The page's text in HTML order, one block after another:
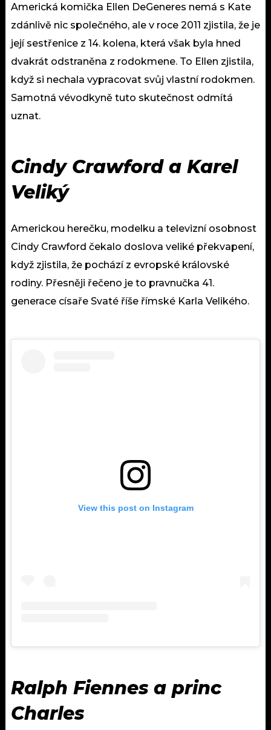
Americká komička Ellen DeGeneres nemá s Kate
zdánlivě nic společného, ale v roce 2011 zjistila, že je
její sestřenice z 14. kolena, která však byla hned
dvakrát odstraněna z rodokmene. To Ellen zjistila,
když si nechala vypracovat svůj vlastní rodokmen.
Samotná vévodkyně tuto skutečnost odmítá
uznat.
Cindy Crawford a Karel
Veliký
Americkou herečku, modelku a televizní osobnost
Cindy Crawford čekalo doslova veliké překvapení,
když zjistila, že pochází z evropské královské
rodiny. Přesněji řečeno je to pravnučka 41.
generace císaře Svaté říše římské Karla Velikého.
View this post on Instagram
Ralph Fiennes a princ
Charles